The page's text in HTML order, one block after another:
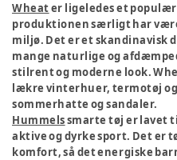
Wheater ligeledes et
produktionen særligt har
miljø. Det er et skandinavisk
mange naturlige og
stilrent og moderne look.
lækre vinterhuer, termotøj
sommerhatte og sandaler.
Hummelssmarte tøj er lavet
aktive og dyrke sport. Det er
komfort, så det energiske